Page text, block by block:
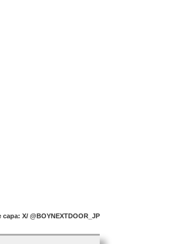
X/ @BOYNEXTDOOR_JP